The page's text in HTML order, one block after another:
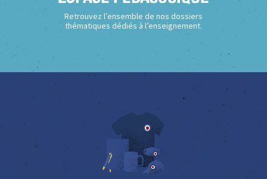
Retrouvez l’ensemble de nos dossiers
thématiques dédiés à l’enseignement.